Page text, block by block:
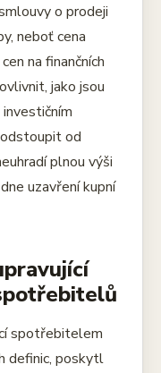
o prodeji
neboť cena
na finančních
jako jsou
od
plnou výši
uzavření kupní
spotřebitelem
definic, poskytl